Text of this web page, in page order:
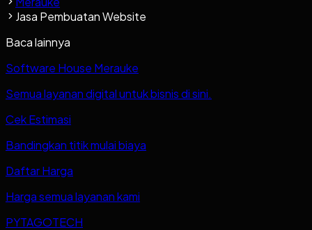
Jasa Pembuatan Website
Baca lainnya
Software House Merauke
Semua layanan digital untuk bisnis di sini.
Cek Estimasi
Bandingkan titik mulai biaya
Daftar Harga
Harga semua layanan kami
PYTAGOTECH